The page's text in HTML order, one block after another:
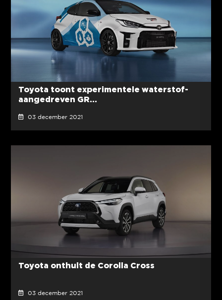
Toyota toont experimentele waterstof-
aangedreven GR...
03 december 2021
Toyota onthult de Corolla Cross
03 december 2021